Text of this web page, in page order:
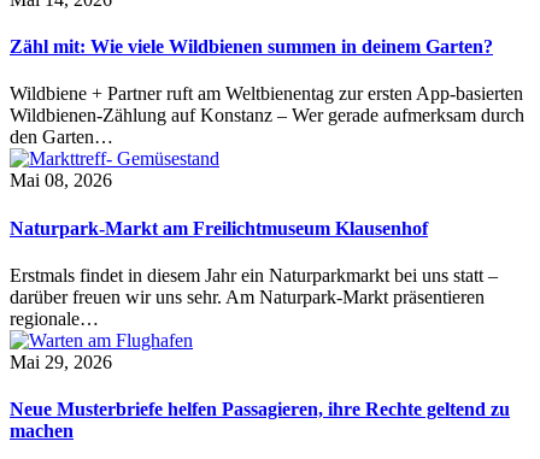
Zähl mit: Wie viele Wildbienen summen in deinem Garten?
Wildbiene + Partner ruft am Weltbienentag zur ersten App-basierten
Wildbienen-Zählung auf Konstanz – Wer gerade aufmerksam durch
den Garten…
Mai 08, 2026
Naturpark-Markt am Freilichtmuseum Klausenhof
Erstmals findet in diesem Jahr ein Naturparkmarkt bei uns statt –
darüber freuen wir uns sehr. Am Naturpark-Markt präsentieren
regionale…
Mai 29, 2026
Neue Musterbriefe helfen Passagieren, ihre Rechte geltend zu
machen